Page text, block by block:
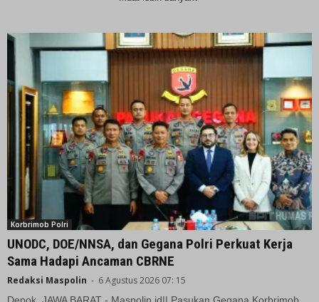
Korbrimob Polri
UNODC, DOE/NNSA, dan Gegana Polri Perkuat Kerja
Sama Hadapi Ancaman CBRNE
Redaksi Maspolin - 6 Agustus 2026 07: 15